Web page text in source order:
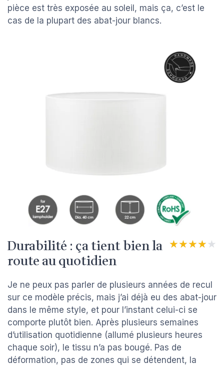
pièce est très exposée au soleil, mais ça, c’est le
cas de la plupart des abat-jour blancs.
Durabilité : ça tient bien la
route au quotidien
★★★★★
★★★★★
Je ne peux pas parler de plusieurs années de recul
sur ce modèle précis, mais j’ai déjà eu des abat-jour
dans le même style, et pour l’instant celui-ci se
comporte plutôt bien. Après plusieurs semaines
d’utilisation quotidienne (allumé plusieurs heures
chaque soir), le tissu n’a pas bougé. Pas de
déformation, pas de zones qui se détendent, la